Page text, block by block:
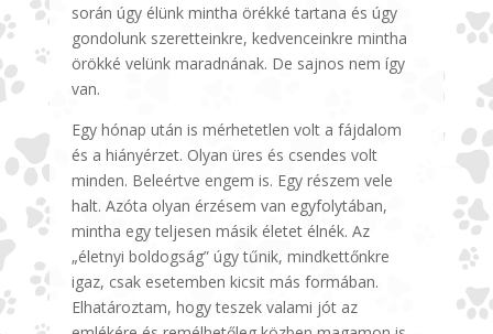
során úgy élünk mintha örékké tartana és úgy
gondolunk szeretteinkre, kedvenceinkre mintha
örökké velünk maradnának. De sajnos nem így
van.
Egy hónap után is mérhetetlen volt a fájdalom
és a hiányérzet. Olyan üres és csendes volt
minden. Beleértve engem is. Egy részem vele
halt. Azóta olyan érzésem van egyfolytában,
mintha egy teljesen másik életet élnék. Az
„életnyi boldogság” úgy tűnik, mindkettőnkre
igaz, csak esetemben kicsit más formában.
Elhatároztam, hogy teszek valami jót az